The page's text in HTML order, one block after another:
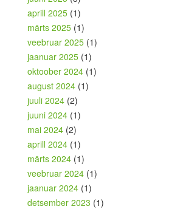
aprill 2025 (1)
märts 2025 (1)
veebruar 2025 (1)
jaanuar 2025 (1)
oktoober 2024 (1)
august 2024 (1)
juuli 2024 (2)
juuni 2024 (1)
mai 2024 (2)
aprill 2024 (1)
märts 2024 (1)
veebruar 2024 (1)
jaanuar 2024 (1)
detsember 2023 (1)